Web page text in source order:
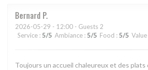
Bernard P
2026-05-29 - 12:00 - Guests 2
Service : 5/5 Ambiance : 5/5 Food : 5/5 Value
Toujours un accueil chaleureux et des plats